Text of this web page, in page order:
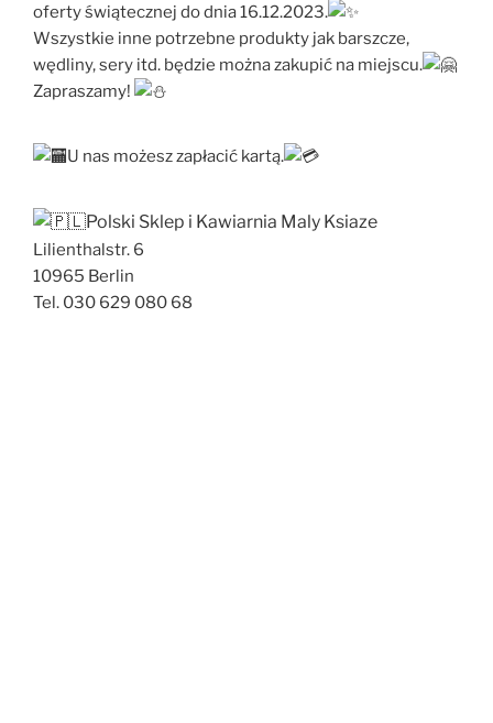
oferty świątecznej do dnia 16.12.2023.
Wszystkie inne potrzebne produkty jak barszcze,
wędliny, sery itd. będzie można zakupić na miejscu.
Zapraszamy!
U nas możesz zapłacić kartą.
Polski Sklep i Kawiarnia Maly Ksiaze
Lilienthalstr. 6
10965 Berlin
Tel. 030 629 080 68